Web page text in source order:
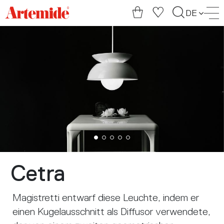
Artemide
home
DE
Cetra
Magistretti entwarf diese Leuchte, indem er
einen Kugelausschnitt als Diffusor verwendete,